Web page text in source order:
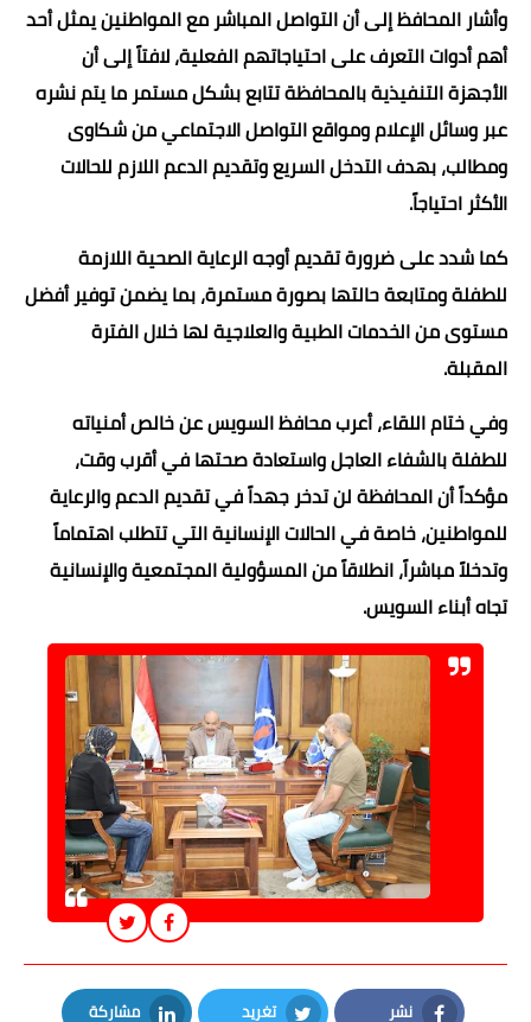
وأشار المحافظ إلى أن التواصل المباشر مع المواطنين يمثل أحد
أهم أدوات التعرف على احتياجاتهم الفعلية، لافتاً إلى أن
الأجهزة التنفيذية بالمحافظة تتابع بشكل مستمر ما يتم نشره
عبر وسائل الإعلام ومواقع التواصل الاجتماعي من شكاوى
ومطالب، بهدف التدخل السريع وتقديم الدعم اللازم للحالات
الأكثر احتياجاً.
كما شدد على ضرورة تقديم أوجه الرعاية الصحية اللازمة
للطفلة ومتابعة حالتها بصورة مستمرة، بما يضمن توفير أفضل
مستوى من الخدمات الطبية والعلاجية لها خلال الفترة
المقبلة.
وفي ختام اللقاء، أعرب محافظ السويس عن خالص أمنياته
للطفلة بالشفاء العاجل واستعادة صحتها في أقرب وقت،
مؤكداً أن المحافظة لن تدخر جهداً في تقديم الدعم والرعاية
للمواطنين، خاصة في الحالات الإنسانية التي تتطلب اهتماماً
وتدخلاً مباشراً، انطلاقاً من المسؤولية المجتمعية والإنسانية
تجاه أبناء السويس.
نشر تغريد مشاركة